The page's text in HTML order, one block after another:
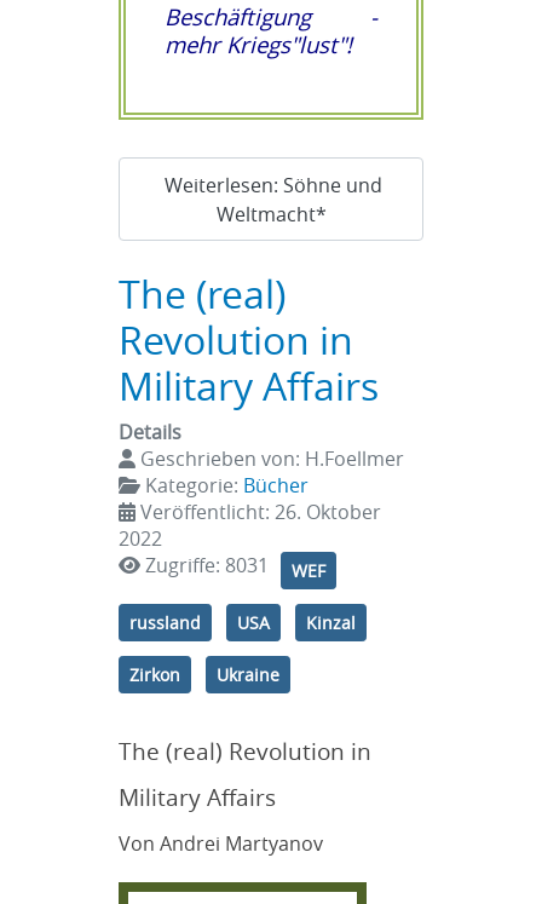
Beschäftigung -
mehr Kriegs"lust"!
Weiterlesen: Söhne und
Weltmacht*
The (real)
Revolution in
Military Affairs
Details
Geschrieben von: H.Foellmer
Kategorie: Bücher
Veröffentlicht: 26. Oktober
2022
Zugriffe: 8031
WEF
russland USA Kinzal
Zirkon Ukraine
The (real) Revolution in
Military Affairs
Von Andrei Martyanov